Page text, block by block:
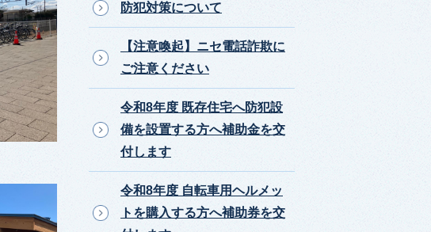
防犯対策について
【注意喚起】ニセ電話詐欺に
ご注意ください
令和8年度 既存住宅へ防犯設
備を設置する方へ補助金を交
付します
令和8年度 自転車用ヘルメッ
トを購入する方へ補助券を交